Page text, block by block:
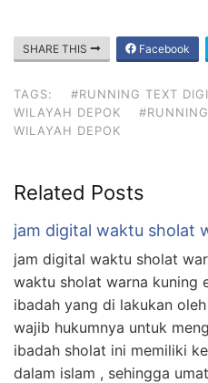
SHARE THIS Facebook
TAGS:
#RUNNING TEXT
WILAYAH DEPOK
WILAYAH DEPOK
Related Posts
jam digital waktu sholat
jam digital waktu sholat
waktu sholat warna kuning
ibadah yang di lakukan
wajib hukumnya untuk
ibadah sholat ini memiliki
dalam islam , sehingga